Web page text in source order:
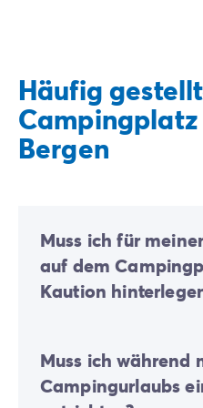
Häufig
Campingplatz
Bergen
Muss ich für
auf dem
Kaution
oder nach Ihrer Ankunft
Muss ich während
Campingurlaubs